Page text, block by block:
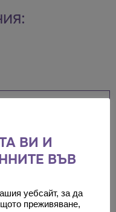
ви: Wiener
- най-голямата
в Австрия,
на
си първокласна
ВИ И
ВЪВ
уебсайт, за да
преживяване,